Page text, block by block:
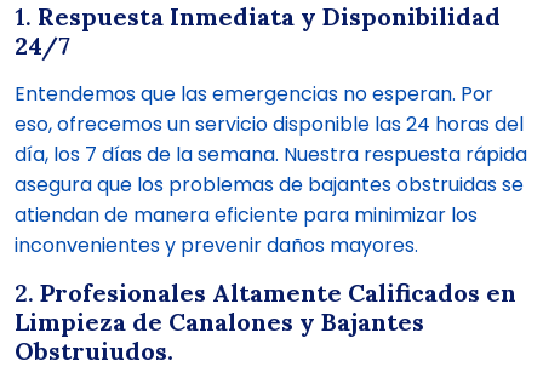
1. Respuesta Inmediata y Disponibilidad
24/7
Entendemos que las emergencias no esperan. Por
eso, ofrecemos un servicio disponible las 24 horas del
día, los 7 días de la semana. Nuestra respuesta rápida
asegura que los problemas de bajantes obstruidas se
atiendan de manera eficiente para minimizar los
inconvenientes y prevenir daños mayores.
2. Profesionales Altamente Calificados en
Limpieza de Canalones y Bajantes
Obstruiudos.